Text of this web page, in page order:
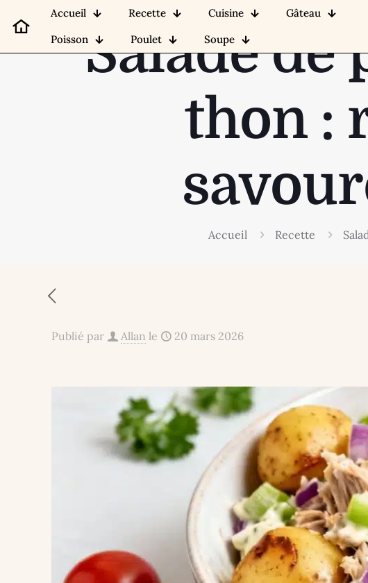
Accueil Recette Cuisine
Gâteau
Poisson
Poulet Soupe
Salade de
thon :
Accueil Recette
Publié par Allan le 20 mars 2026